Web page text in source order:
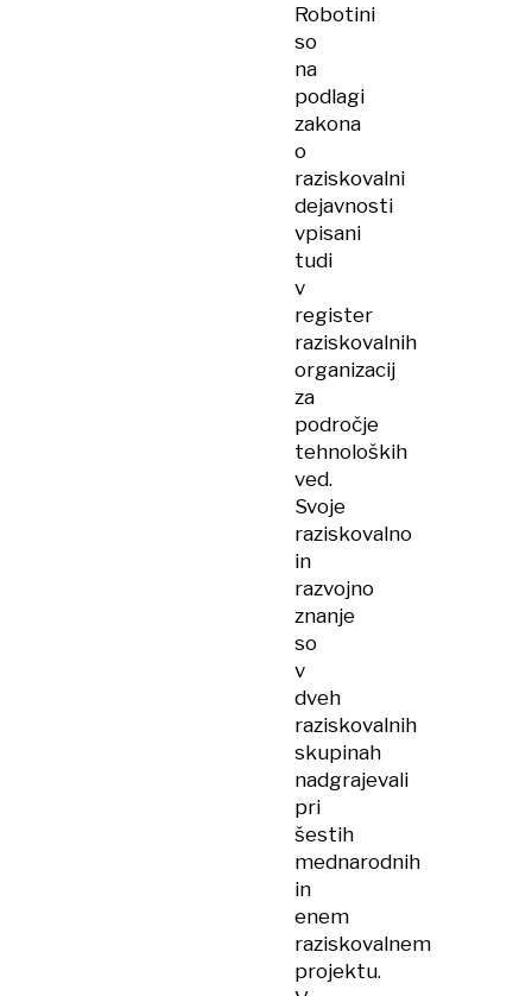
Robotini
so
na
podlagi
zakona
o
raziskovalni
dejavnosti
vpisani
tudi
v
register
raziskovalnih
organizacij
za
področje
tehnoloških
ved.
Svoje
raziskovalno
in
razvojno
znanje
so
v
dveh
raziskovalnih
skupinah
nadgrajevali
pri
šestih
mednarodnih
in
enem
raziskovalnem
projektu.